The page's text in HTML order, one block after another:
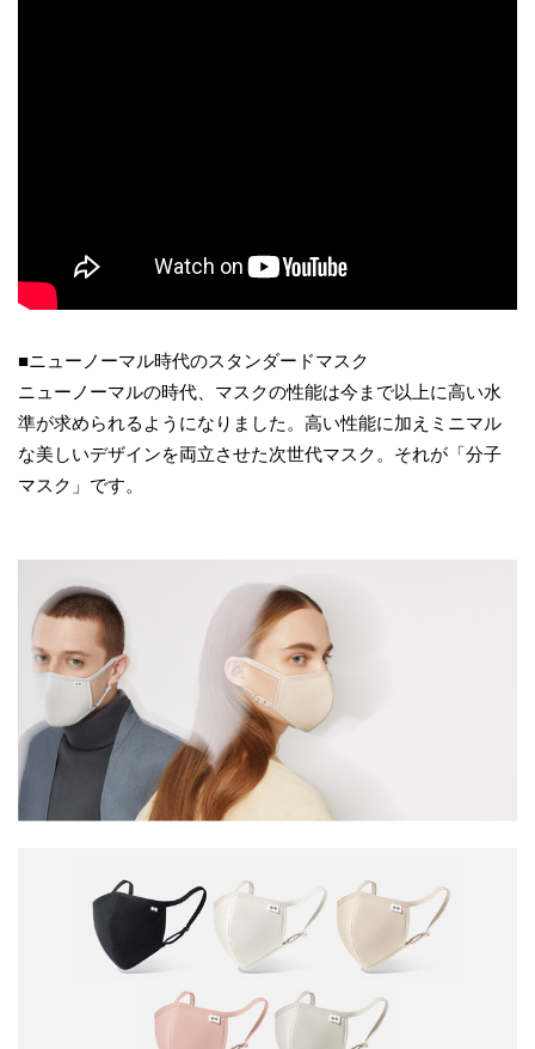
■ニューノーマル時代のスタンダードマスク
ニューノーマルの時代、マスクの性能は今まで以上に高い水
準が求められるようになりました。高い性能に加えミニマル
な美しいデザインを両立させた次世代マスク。それが「分子
マスク」です。